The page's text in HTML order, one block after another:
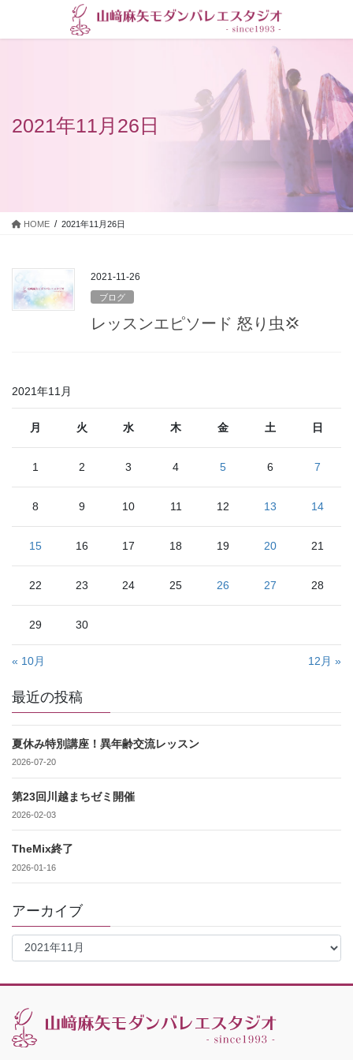
テ
ゲ
2021年11月26日
HOME 2021年11月26日
2021-11-26
ブログ
レッスンエピソード 怒り虫💢
2021年11月
月 火 水 木 金 土 日
1 2 3 4 5 6 7
8 9 10 11 12 13 14
15 16 17 18 19 20 21
22 23 24 25 26 27 28
29 30
« 10月 12月 »
最近の投稿
夏休み特別講座！異年齢交流レッスン
2026-07-20
第23回川越まちゼミ開催
2026-02-03
TheMix終了
2026-01-16
アーカイブ
ア
イ